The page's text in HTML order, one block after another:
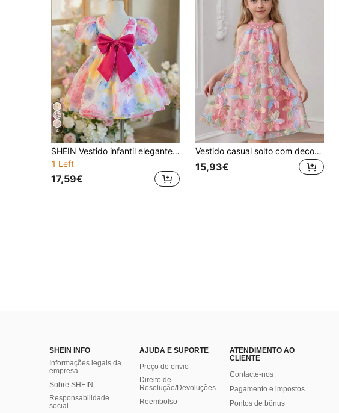
4
SHEIN Vestido infantil elegante e delicado para menina, com estampa floral em organza e laço decorativo.
1 Left
17,59€
Vestido casual solto com decote halter e bordado floral de malha para meninas, adequado para uso casual, férias, atividades ao ar livre, uso diário, festa, banquete, primavera/verão (colar frontal com decoração de pérolas, 9 a 11 peças aleatórias, feito à mão)
15,93€
SHEIN INFO
Informações legais da
empresa
Sobre SHEIN
Responsabilidade
social
AJUDA E SUPORTE
Preço de envio
Direito de
Resolução/Devoluções
Reembolso
ATENDIMENTO AO
CLIENTE
Contacte-nos
Pagamento e impostos
Pontos de bônus